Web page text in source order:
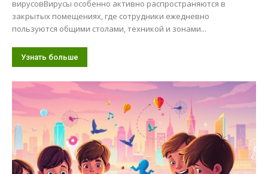
вирусовВирусы особенно активно распространяются в
закрытых помещениях, где сотрудники ежедневно
пользуются общими столами, техникой и зонами...
Узнать больше